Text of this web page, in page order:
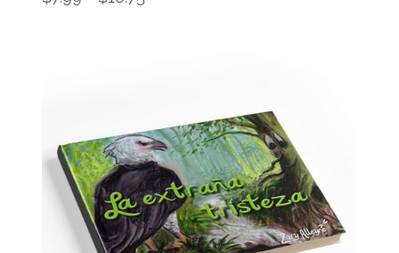
hasta
$16.75
SELECCIONAR OPCIONES
/
DETAILS